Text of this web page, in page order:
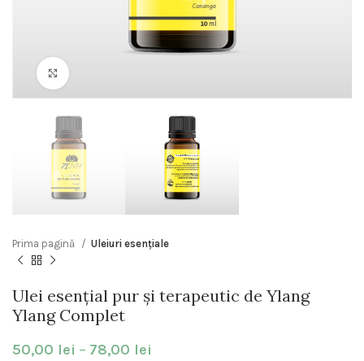
Prima pagină Uleiuri esențiale
Ulei esențial pur și terapeutic de Ylang
Ylang Complet
50,00 lei – 78,00 lei